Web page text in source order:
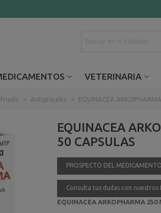
VETERINARIA
> Antigripales > EQUINACEA
EQUINACEA
50 CAPSULAS
PROSPECTO DEL MEDICAMENTO
Consulta tus dudas con
EQUINACEA ARKOPHARMA 250